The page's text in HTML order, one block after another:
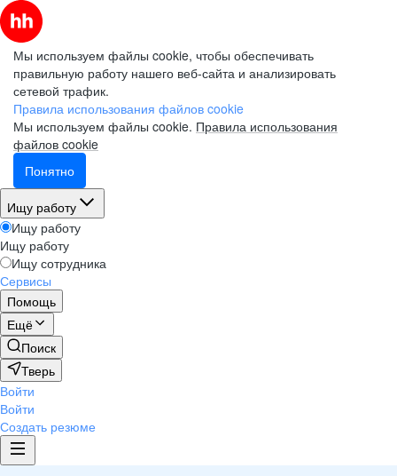
Мы используем файлы cookie, чтобы обеспечивать
правильную работу нашего веб-сайта и анализировать
сетевой трафик.
Правила использования файлов cookie
Мы используем файлы cookie. Правила использования
файлов cookie
Понятно
Ищу работу
Ищу работу
Ищу работу
Ищу сотрудника
Сервисы
Помощь
Ещё
Поиск
Тверь
Войти
Войти
Создать резюме